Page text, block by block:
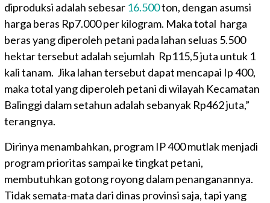
diproduksi adalah sebesar 16.500ton, dengan asumsi
harga beras Rp7.000 per kilogram. Maka total harga
beras yang diperoleh petani pada lahan seluas 5.500
hektar tersebut adalah sejumlah Rp115,5 juta untuk 1
kali tanam. Jika lahan tersebut dapat mencapai Ip 400,
maka total yang diperoleh petani di wilayah Kecamatan
Balinggi dalam setahun adalah sebanyak Rp462 juta,”
terangnya.
Dirinya menambahkan, program IP 400 mutlak menjadi
program prioritas sampai ke tingkat petani,
membutuhkan gotong royong dalam penanganannya.
Tidak semata-mata dari dinas provinsi saja, tapi yang